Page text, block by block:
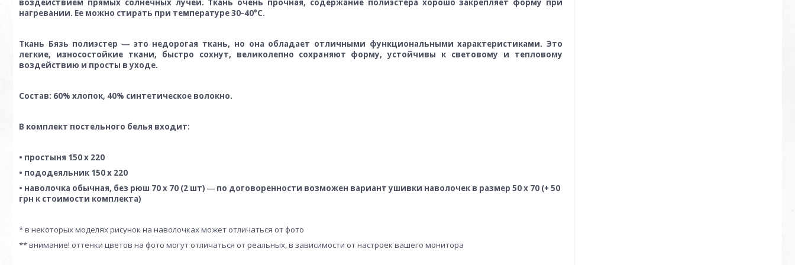
воздействием прямых солнечных лучей. Ткань очень прочная, содержание полиэстера хорошо закрепляет форму при
нагревании. Ее можно стирать при температуре 30-40°C.
Ткань Бязь полиэстер ― это недорогая ткань, но она обладает отличными функциональными характеристиками. Это
легкие, износостойкие ткани, быстро сохнут, великолепно сохраняют форму, устойчивы к световому и тепловому
воздействию и просты в уходе.
Состав: 60% хлопок, 40% синтетическое волокно.
В комплект постельного белья входит:
• простыня 150 х 220
• пододеяльник 150 х 220
• наволочка обычная, без рюш 70 х 70 (2 шт) ― по договоренности возможен вариант ушивки наволочек в размер 50 х 70 (+ 50
грн к стоимости комплекта)
* в некоторых моделях рисунок на наволочках может отличаться от фото
** внимание! оттенки цветов на фото могут отличаться от реальных, в зависимости от настроек вашего монитора